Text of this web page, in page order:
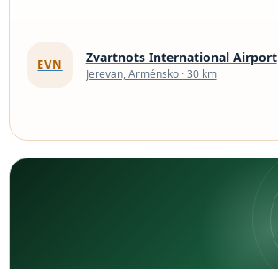
EVN Zvartnots International Airport
Jerevan, Arménsko · 30 km